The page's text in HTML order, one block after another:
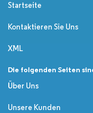
Startseite
Kontaktieren Sie Uns
XML
Die folgenden Seiten
Über Uns
Unsere Kunden